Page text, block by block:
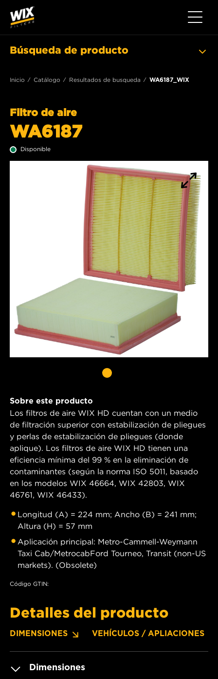
Toggle
Búsqueda de producto
Inicio Catálogo Resultados de busqueda WA6187_WIX
Filtro de aire
WA6187
Disponible
Sobre este producto
Los filtros de aire WIX HD cuentan con un medio
de filtración superior con estabilización de pliegues
y perlas de estabilización de pliegues (donde
aplique). Los filtros de aire WIX HD tienen una
eficiencia mínima del 99 % en la eliminación de
contaminantes (según la norma ISO 5011, basado
en los modelos WIX 46664, WIX 42803, WIX
46761, WIX 46433).
Longitud (A) = 224 mm; Ancho (B) = 241 mm;
Altura (H) = 57 mm
Aplicación principal: Metro-Cammell-Weymann
Taxi Cab/MetrocabFord Tourneo, Transit (non-US
markets). (Obsolete)
Código GTIN:
Detalles del producto
DIMENSIONES VEHÍCULOS / APLIACIONES
Dimensiones